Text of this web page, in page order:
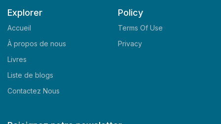
Explorer
Accueil
À propos de nous
Livres
Liste de blogs
Contactez Nous
Policy
Terms Of Use
Privacy